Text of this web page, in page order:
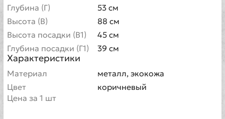
Глубина (Г)
53 см
Высота (В)
88 см
Высота посадки (В1)
45 см
Глубина посадки (Г1)
39 см
Характеристики
Материал
металл, экокожа
Цвет
коричневый
Цена за 1 шт